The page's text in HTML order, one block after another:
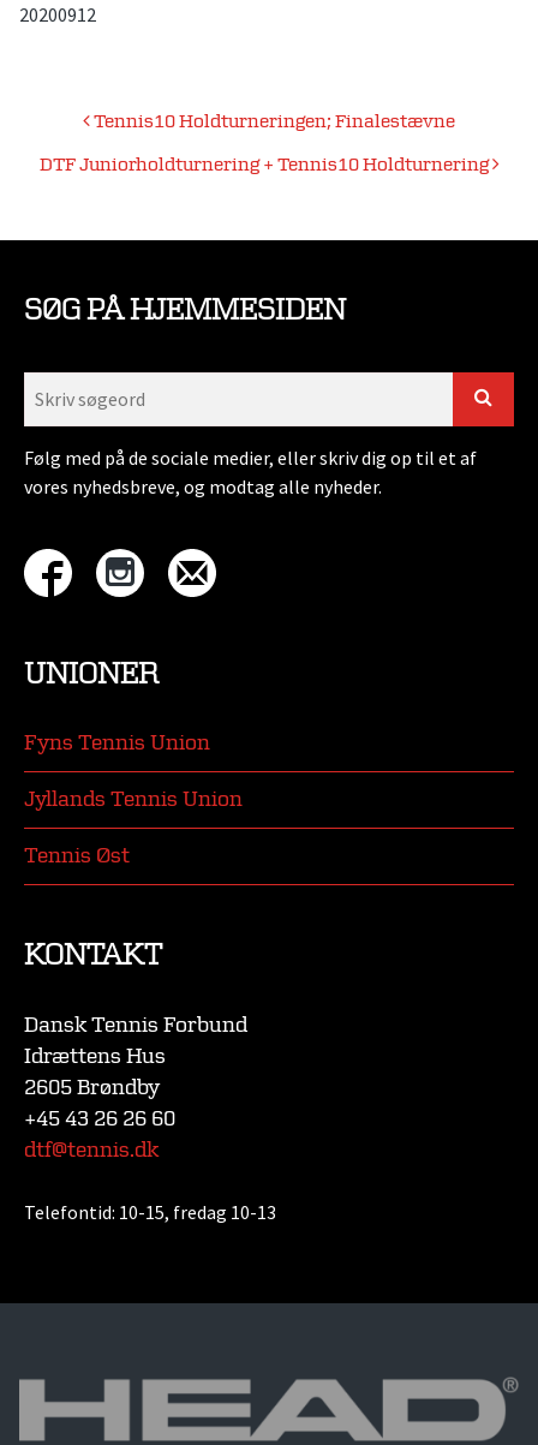
20200912
Indlægsnavigation
Tennis10 Holdturneringen; Finalestævne
DTF Juniorholdturnering + Tennis10 Holdturnering
SØG PÅ HJEMMESIDEN
Følg med på de sociale medier, eller skriv dig op til et af
vores nyhedsbreve, og modtag alle nyheder.
UNIONER
Fyns Tennis Union
Jyllands Tennis Union
Tennis Øst
KONTAKT
Dansk Tennis Forbund
Idrættens Hus
2605 Brøndby
+45 43 26 26 60
dtf@tennis.dk
Telefontid: 10-15, fredag 10-13